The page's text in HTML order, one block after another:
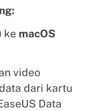
ke macOS
video
dari kartu
Data